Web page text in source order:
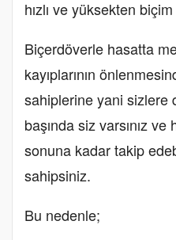
hızlı ve yüksekten biçim
Biçerdöverle hasatta
kayıplarının
sahiplerine yani sizlere
başında siz varsınız ve
sonuna kadar takip
sahipsiniz.
Bu nedenle;